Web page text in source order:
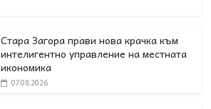
Стара Загора прави нова крачка към
интелигентно управление на местната
икономика
07.08.2026